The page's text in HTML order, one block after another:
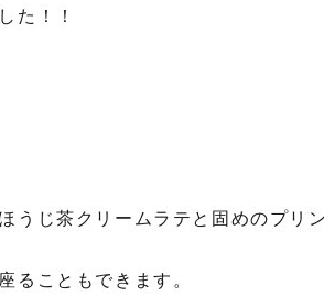
た！！
うじ茶クリームラテと固めのプリ
ることもできます。